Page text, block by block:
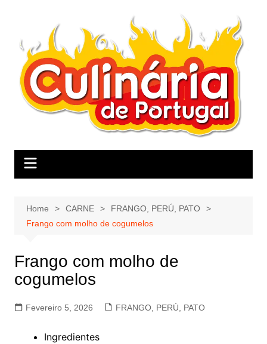
Home CARNE
FRANGO, PERÚ, PATO
Frango com molho de cogumelos
Frango com molho de
cogumelos
Fevereiro 5, 2026 FRANGO, PERÚ, PATO
Ingredientes